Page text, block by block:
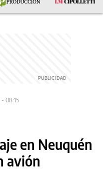
- 08:15
en Neuquén
avión